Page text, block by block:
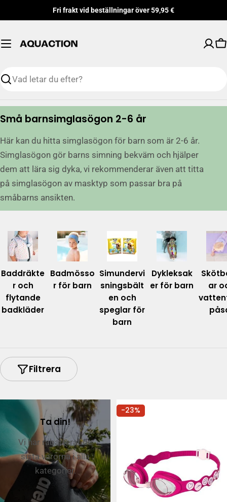
till
Fri frakt vid beställningar över 59,95 €
Söka
S
m
l
i
n
g
:
Små barnsimglasögon 2-6 år
Här kan du hitta simglasögon för barn som är 2-6 år.
Simglasögon gör barns simning bekväm och hjälper
dem att lära sig dyka, vi rekommenderar även att titta
på simglasögon av masktyp som passar bra på
småbarns ansikten.
Baddräkte
r och
flytande
badkläder
Badmösso
r för barn
Simundervi
sningsbält
en och
speglar för
barn
Dykleksak
er för barn
ar
Filtrera
Ta din!
Vi har rabatterat de
sista varorna i alla
kategorier.
-23%